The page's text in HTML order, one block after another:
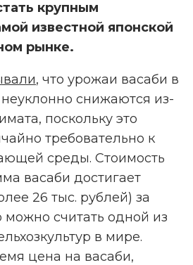
крупным
известной японской
рынке.
, что урожаи васаби в
снижаются из-
поскольку это
требовательно к
среды. Стоимость
васаби достигает
26 тыс. рублей) за
можно считать одной из
в мире.
цена на васаби,